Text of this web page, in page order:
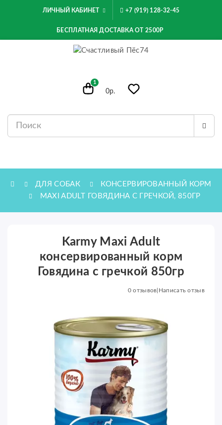
ЛИЧНЫЙ КАБИНЕТ +7 (919) 128-32-45
БЕСПЛАТНАЯ ДОСТАВКА ОТ 2500Р
1
0р.
ДЛЯ СОБАК
КОНСЕРВИРОВАННЫЙ КОРМ
MAXI ADULT ГОВЯДИНА С ГРЕЧКОЙ, 850ГР
Karmy Maxi Adult
консервированный корм
Говядина с гречкой 850гр
0 отзывов Написать отзыв